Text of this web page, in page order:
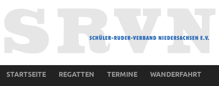
STARTSEITE REGATTEN TERMINE
WANDERFAHRT